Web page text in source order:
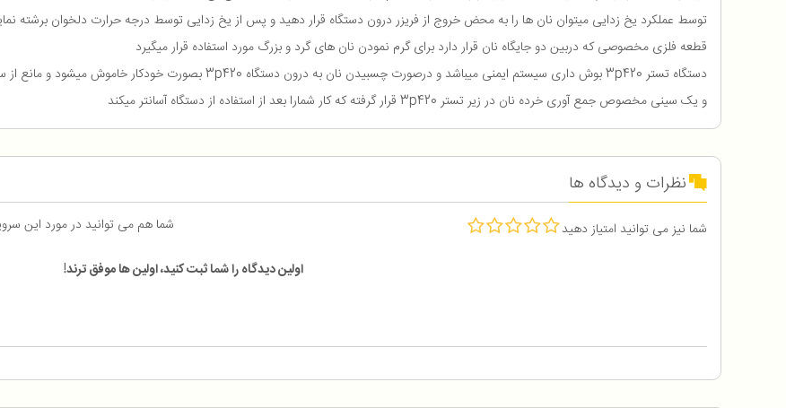
توسط عملکرد یخ زدایی میتوان نان ها را به محض خروج از فریزر درون دستگاه قرار دهید و پس از یخ زدایی توسط درجه حرارت دلخوان برشته
قطعه فلزی مخصوصی که دربین دو جایگاه نان قرار دارد برای گرم نمودن نان های گرد و بزرگ مورد استفاده قرار میگیرد
دستگاه تستر 3p420 بوش داری سیستم ایمنی میباشد و درصورت چسبیدن نان به درون دستگاه 3p420 بصورت خودکار خاموش میشود و مانع از سوختن نان میشود
و یک سینی مخصوص جمع آوری خرده نان در زیر تستر 3p420 قرار گرفته که کار شمارا بعد از استفاده از دستگاه آسانتر میکند
نظرات و دیدگاه ها
شما نیز می توانید امتیاز دهید شما هم می توانید در مورد این
اولین دیدگاه را شما ثبت کنید، اولین ها موفق ترند!